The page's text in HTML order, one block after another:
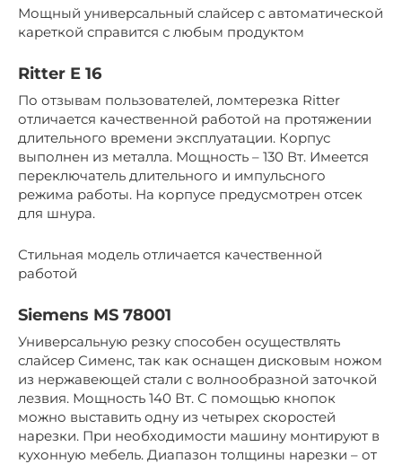
Мощный универсальный слайсер с автоматической
кареткой справится с любым продуктом
Ritter E 16
По отзывам пользователей, ломтерезка Ritter
отличается качественной работой на протяжении
длительного времени эксплуатации. Корпус
выполнен из металла. Мощность – 130 Вт. Имеется
переключатель длительного и импульсного
режима работы. На корпусе предусмотрен отсек
для шнура.
Стильная модель отличается качественной
работой
Siemens MS 78001
Универсальную резку способен осуществлять
слайсер Сименс, так как оснащен дисковым ножом
из нержавеющей стали с волнообразной заточкой
лезвия. Мощность 140 Вт. С помощью кнопок
можно выставить одну из четырех скоростей
нарезки. При необходимости машину монтируют в
кухонную мебель. Диапазон толщины нарезки – от